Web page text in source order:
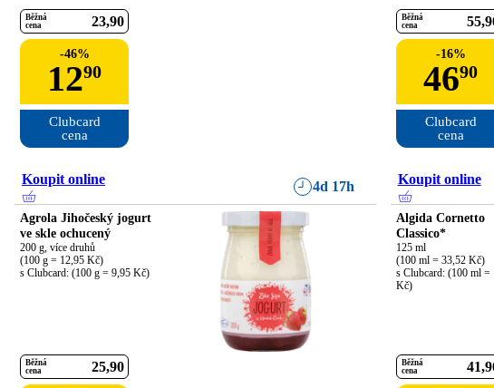
Běžná
cena
23 90
-46%
1290
Clubcard
cena
Běžná
cena
55
-16%
4690
Clubcard
cena
Koupit online 4d 17h
Agrola Jihočeský jogurt
ve skle ochucený
200 g, více druhů
(100 g = 12,95 Kč)
s Clubcard: (100 g = 9,95 Kč)
Běžná
cena
25 90
Koupit online
Algida Cornetto
Classico*
125 ml
(100 ml = 33,52 Kč)
s Clubcard: (100 ml =
Kč)
Běžná
cena
41